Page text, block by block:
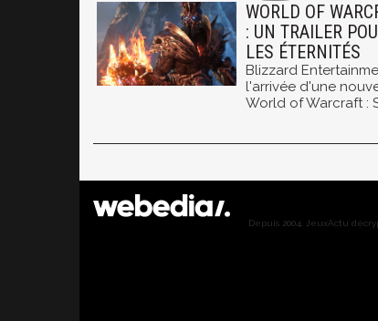
WORLD OF
: UN TRAILER
LES ÉTERNITÉS
Blizzard
l'arrivée d'une
World of Warcraft :
Depuis 2004, JeuxActu